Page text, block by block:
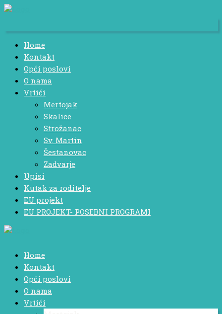
Home
Kontakt
Opći poslovi
O nama
Vrtići
Mertojak
Skalice
Strožanac
Sv. Martin
Šestanovac
Zadvarje
Upisi
Kutak za roditelje
EU projekt
EU PROJEKT- POSEBNI PROGRAMI
Home
Kontakt
Opći poslovi
O nama
Vrtići